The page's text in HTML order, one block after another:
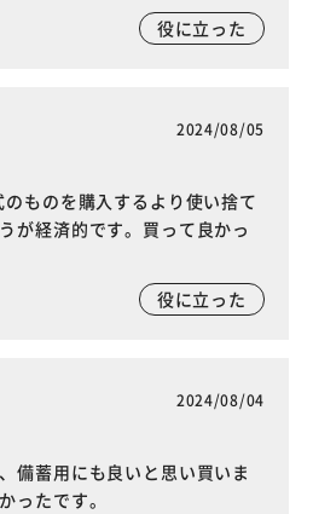
役に立った
2024/08/05
ものを購入するより使い捨て
が経済的です。買って良かっ
役に立った
2024/08/04
備蓄用にも良いと思い買いま
ったです。